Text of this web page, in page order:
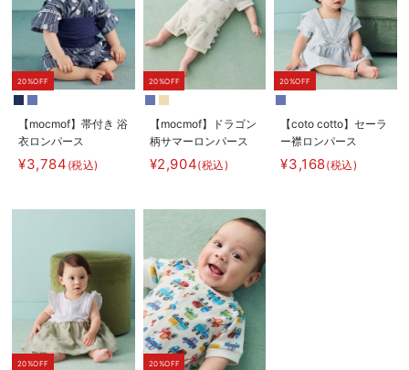
20%OFF
【mocmof】帯付き 浴
衣ロンパース
¥3,784 (税込)
20%OFF
【mocmof】ドラゴン
柄サマーロンパース
¥2,904(税込)
20%OFF
【coto cotto】セーラ
ー襟ロンパース
¥3,168(税込)
20%OFF 20%OFF